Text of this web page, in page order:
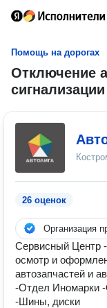
Помощь на дорогах
Отключение
26 оценок
Организация
Сервисный Центр
осмотр и
автозапчастей и
-Отдел Иномарки -
-Шины, диски